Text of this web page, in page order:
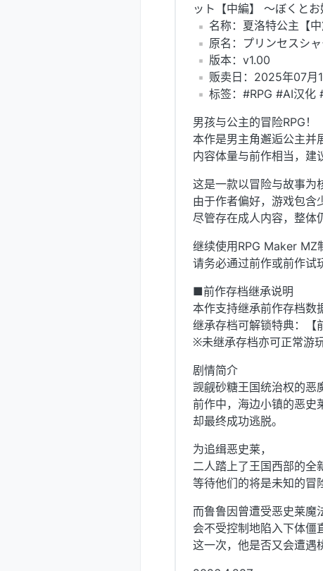
ット【中編】 ～ぼくと
名称：夏洛特公主【
原名：プリンセスシ
️版本：v1.00
贩卖日：2025年07月
标签：#RPG #AI汉
男孩与公主的冒险RPG！
本作是男主角邂逅公主并
内容体量与前作相当，建
这是一款以冒险与故事为
由于作者偏好，游戏包含
尽管存在成人内容，整体
继续使用RPG Maker MZ
请务必通过前作或前作试
■前作存档继承说明
本作支持继承前作存档数
继承存档可解锁特典：【
※未继承存档亦可正常游
剧情简介
觊觎砂糖王国统治权的
前作中，海边小镇的恶史
却最终成功逃脱。
为追缉恶史莱，
二人踏上了王国西部的全
等待他们的将是未知的冒
而鲁鲁因曾遭受恶史莱魔
会不受控制地陷入下体僵
这一次，他是否又会遭遇